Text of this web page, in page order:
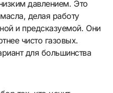
давлением. Это
делая работу
и предсказуемой. Они
чисто газовых.
для большинства